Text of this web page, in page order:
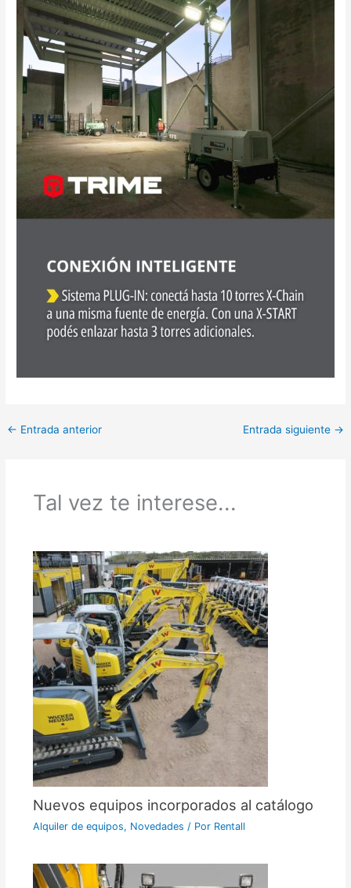
← Entrada anterior Entrada siguiente →
Tal vez te interese...
Nuevos equipos incorporados al catálogo
Alquiler de equipos, Novedades / Por Rentall